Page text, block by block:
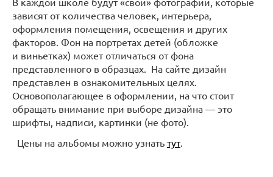
зависят от количества человек, интерьера,
оформления помещения, освещения и других
факторов. Фон на портретах детей (обложке
и виньетках) может отличаться от фона
представленного в образцах. На сайте дизайн
представлен в ознакомительных целях.
Основополагающее в оформлении, на что стоит
обращать внимание при выборе дизайна — это
шрифты, надписи, картинки (не фото).
Цены на альбомы можно узнать тут.